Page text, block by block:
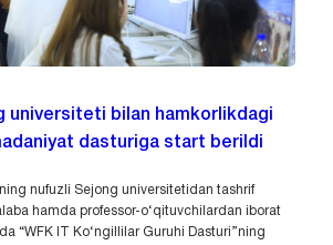
universiteti bilan hamkorlikdagi
dasturiga start berildi
nufuzli Sejong universitetidan tashrif
hamda professor-o‘qituvchilardan iborat
“WFK IT Ko‘ngillilar Guruhi Dasturi”ning